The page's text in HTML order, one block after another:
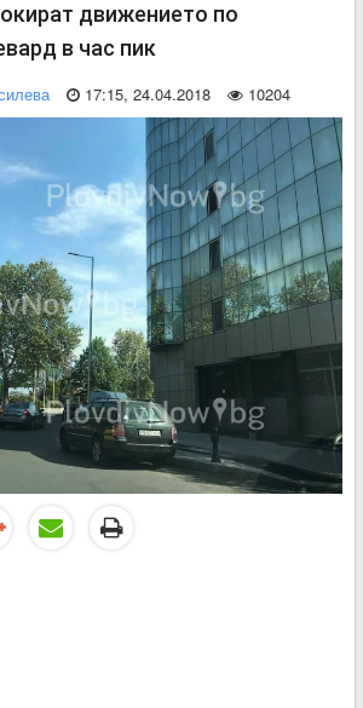
движението по
в час пик
17:15, 24.04.2018 10204